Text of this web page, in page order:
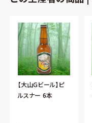
【大山Gビール】ピ
ルスナー 6本